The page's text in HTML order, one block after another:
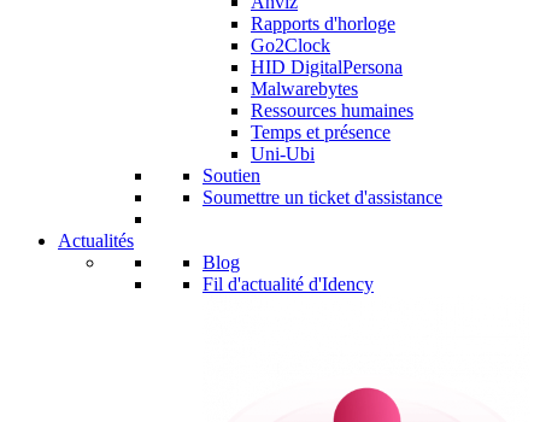
Rapports d'horloge
Go2Clock
HID DigitalPersona
Malwarebytes
Ressources humaines
Temps et présence
Uni-Ubi
Soutien
Soumettre un ticket d'assistance
Actualités
Blog
Fil d'actualité d'Idency